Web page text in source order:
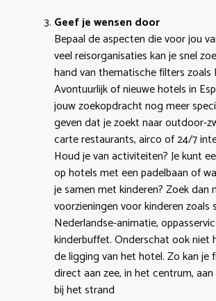
Geef je wensen door
Bepaal de aspecten die voor jou
veel reisorganisaties kan je snel
hand van thematische filters zoals
Avontuurlijk of nieuwe hotels in
jouw zoekopdracht nog meer
geven dat je zoekt naar outdoor-
carte restaurants, airco of 24/7
Houd je van activiteiten? Je kunt
op hotels met een padelbaan of
je samen met kinderen? Zoek dan
voorzieningen voor kinderen zoals
Nederlandse-animatie,
kinderbuffet. Onderschat ook niet
de ligging van het hotel. Zo kan je
direct aan zee, in het centrum,
bij het strand